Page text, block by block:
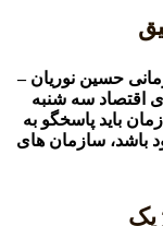
حسین نوریان –
اقتصاد سه شنبه
سازمان باید پاسخگو به
باشد، سازمان های